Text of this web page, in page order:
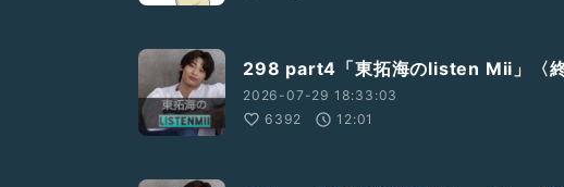
298 part4「東拓海のlisten Mii」〈終
2026-07-29 18:33:03
6392
12:01